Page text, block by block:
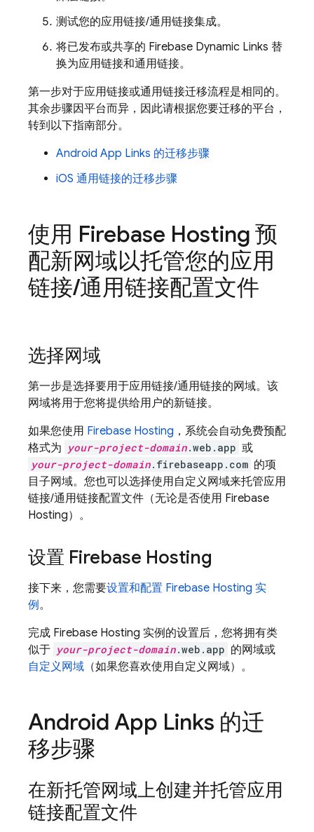
测试您的应用链接/通用链接集成。
将已发布或共享的 Firebase Dynamic Links 替
换为应用链接和通用链接。
第一步对于应用链接或通用链接迁移流程是相同的。
其余步骤因平台而异，因此请根据您要迁移的平台，
转到以下指南部分。
Android App Links 的迁移步骤
iOS 通用链接的迁移步骤
使用 Firebase Hosting 预
配新网域以托管您的应用
链接/通用链接配置文件
选择网域
第一步是选择要用于应用链接/通用链接的网域。该
网域将用于您将提供给用户的新链接。
如果您使用 Firebase Hosting ，系统会自动免费预配
格式为 your-project-domain.web.app 或
your-project-domain.firebaseapp.com 的项
目子网域。您也可以选择使用自定义网域来托管应用
链接/通用链接配置文件（无论是否使用 Firebase
Hosting）。
设置 Firebase Hosting
接下来，您需要设置和配置 Firebase Hosting 实
例。
完成 Firebase Hosting 实例的设置后，您将拥有类
似于 your-project-domain.web.app 的网域或
自定义网域 （如果您喜欢使用自定义网域）。
Android App Links 的迁
移步骤
在新托管网域上创建并托管应用
链接配置文件